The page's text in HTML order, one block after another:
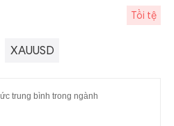
Tồi tệ
XAUUSD